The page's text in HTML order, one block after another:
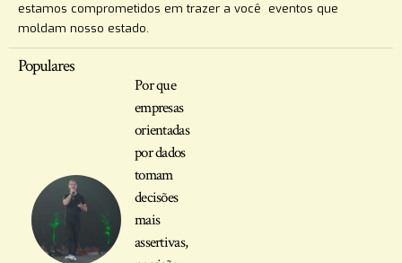
estamos comprometidos em trazer a você eventos que
moldam nosso estado.
Populares
Por que
empresas
orientadas
por dados
tomam
decisões
mais
assertivas,